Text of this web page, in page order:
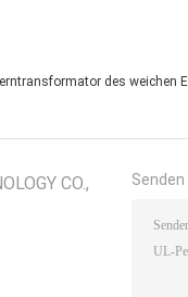
des weichen
CO.,